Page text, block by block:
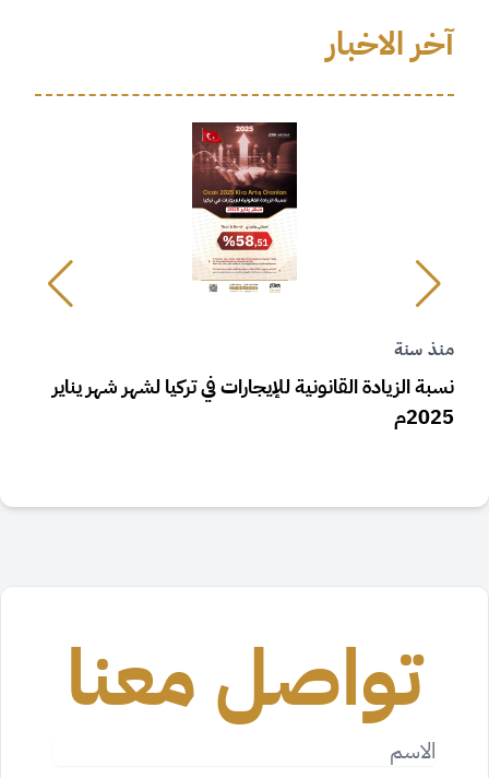
آخر الاخبار
منذ سنة
نسبة الزيادة القانونية للإيجارات في تركيا لشهر شهر يناير
2025م
تواصل معنا